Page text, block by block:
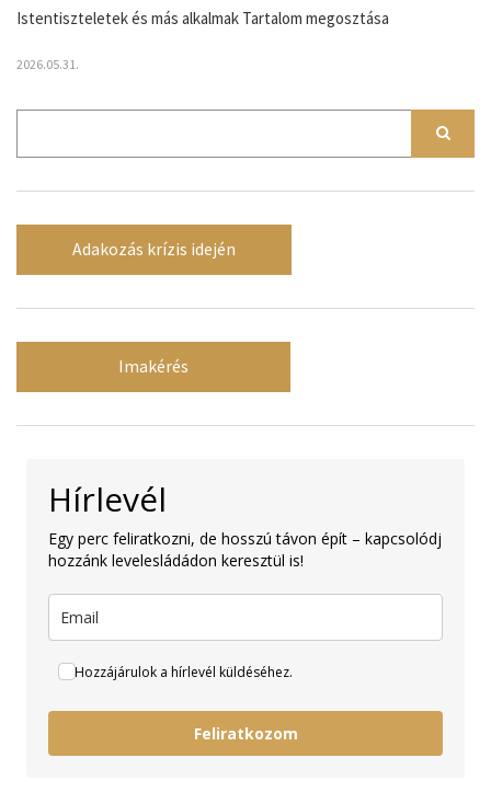
Istentiszteletek és más alkalmak Tartalom megosztása
2026.05.31.
Adakozás krízis idején
Imakérés
Hírlevél
Egy perc feliratkozni, de hosszú távon épít – kapcsolódj
hozzánk levelesládádon keresztül is!
Hozzájárulok a hírlevél küldéséhez.
Feliratkozom